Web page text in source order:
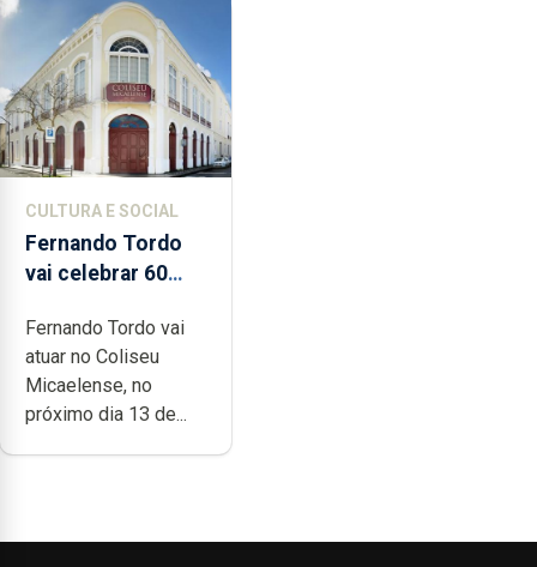
CULTURA E SOCIAL
Fernando Tordo
vai celebrar 60
no Coliseu
Micaelense
Fernando Tordo vai
atuar no Coliseu
Micaelense, no
próximo dia 13 de...